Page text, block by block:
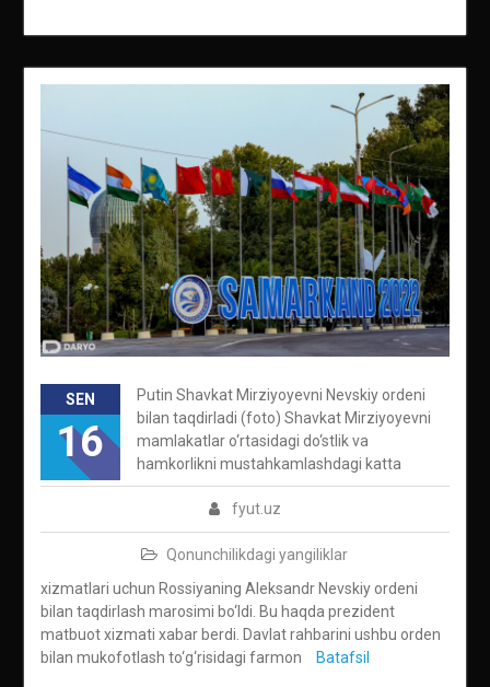
SEN
16
fyut.uz
Qonunchilikdagi yangiliklar
Putin Shavkat Mirziyoyevni Nevskiy ordeni
bilan taqdirladi (foto) Shavkat Mirziyoyevni
mamlakatlar o‘rtasidagi do‘stlik va
hamkorlikni mustahkamlashdagi katta
xizmatlari uchun Rossiyaning Aleksandr Nevskiy ordeni
bilan taqdirlash marosimi bo‘ldi. Bu haqda prezident
matbuot xizmati xabar berdi. Davlat rahbarini ushbu orden
bilan mukofotlash to‘g‘risidagi farmon
Batafsil